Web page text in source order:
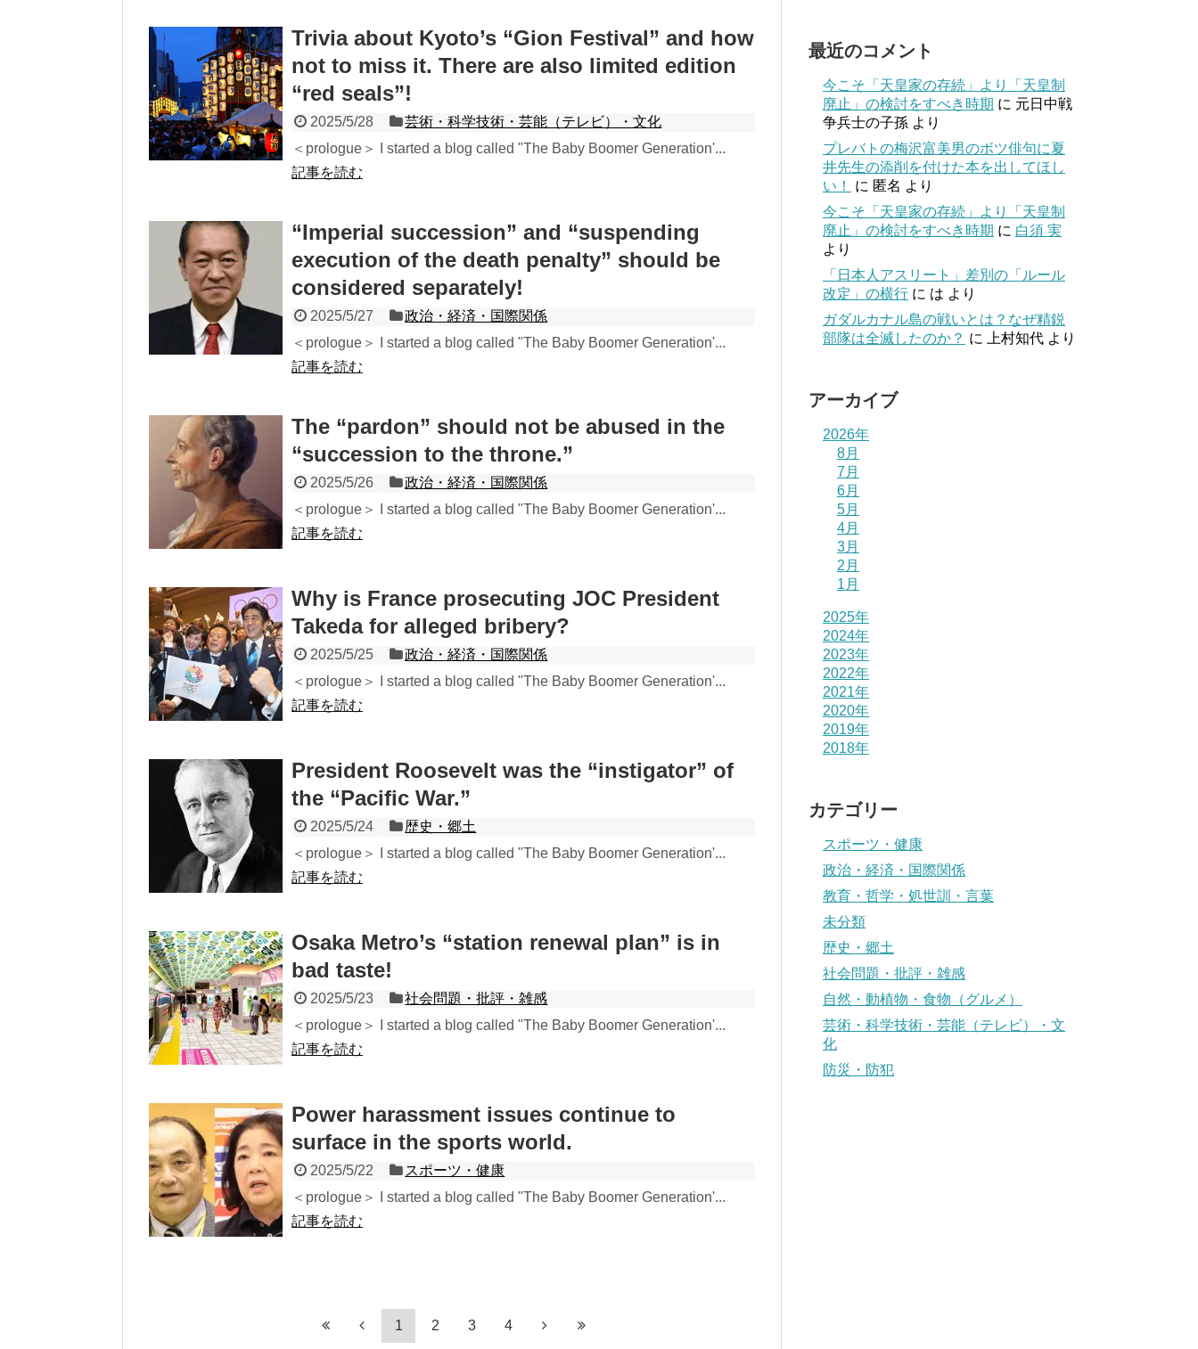
Trivia about Kyoto’s “Gion Festival” and how
not to miss it. There are also limited edition
“red seals”!
2025/5/28
芸術・科学技術・芸能（テレビ）・文化
＜prologue＞ I started a blog called "The Baby Boomer Generation'...
記事を読む
“Imperial succession” and “suspending
execution of the death penalty” should be
considered separately!
2025/5/27
政治・経済・国際関係
＜prologue＞ I started a blog called "The Baby Boomer Generation'...
記事を読む
The “pardon” should not be abused in the
“succession to the throne.”
2025/5/26
政治・経済・国際関係
＜prologue＞ I started a blog called "The Baby Boomer Generation'...
記事を読む
Why is France prosecuting JOC President
Takeda for alleged bribery?
2025/5/25
政治・経済・国際関係
＜prologue＞ I started a blog called "The Baby Boomer Generation'...
記事を読む
President Roosevelt was the “instigator” of
the “Pacific War.”
2025/5/24
歴史・郷土
＜prologue＞ I started a blog called "The Baby Boomer Generation'...
記事を読む
Osaka Metro’s “station renewal plan” is in
bad taste!
2025/5/23
社会問題・批評・雑感
＜prologue＞ I started a blog called "The Baby Boomer Generation'...
記事を読む
Power harassment issues continue to
surface in the sports world.
2025/5/22
スポーツ・健康
＜prologue＞ I started a blog called "The Baby Boomer Generation'...
記事を読む
1 2 3 4
最近のコメント
今こそ「天皇家の存続」より「天皇制
廃止」の検討をすべき時期 に 元日中戦
争兵士の子孫 より
プレバトの梅沢富美男のボツ俳句に夏
井先生の添削を付けた本を出してほし
い！
に 匿名 より
今こそ「天皇家の存続」より「天皇制
廃止」の検討をすべき時期 に 白須 実
より
「日本人アスリート」差別の「ルール
改定」の横行 に は より
ガダルカナル島の戦いとは？なぜ精鋭
部隊は全滅したのか？ に 上村知代 より
アーカイブ
2026年
8月
7月
6月
5月
4月
3月
2月
1月
2025年
2024年
2023年
2022年
2021年
2020年
2019年
2018年
カテゴリー
スポーツ・健康
政治・経済・国際関係
教育・哲学・処世訓・言葉
未分類
歴史・郷土
社会問題・批評・雑感
自然・動植物・食物（グルメ）
芸術・科学技術・芸能（テレビ）・文
化
防災・防犯